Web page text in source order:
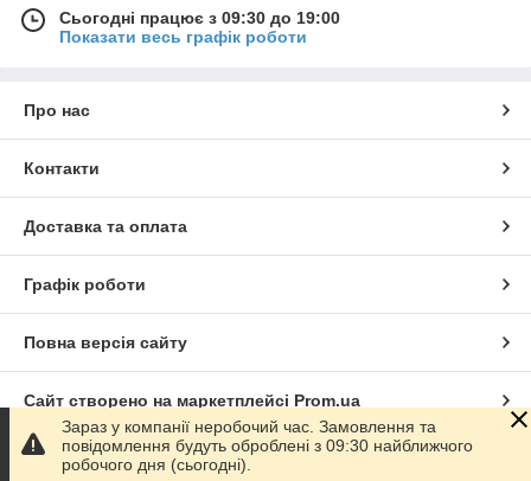
Сьогодні працює з 09:30 до 19:00
Показати весь графік роботи
Про нас
Контакти
Доставка та оплата
Графік роботи
Повна версія сайту
Сайт створено на маркетплейсі Prom.ua
Політика конфіденційності
Зараз у компанії неробочий час. Замовлення та
повідомлення будуть оброблені з 09:30 найближчого
робочого дня (сьогодні).